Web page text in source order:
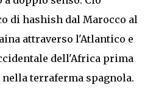
di hashish dal Marocco al
attraverso l'Atlantico e
dell'Africa prima
terraferma spagnola.